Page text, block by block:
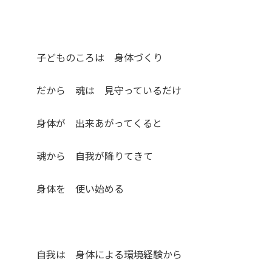
子どものころは 身体づくり
だから 魂は 見守っているだけ
身体が 出来あがってくると
魂から 自我が降りてきて
身体を 使い始める
自我は 身体による環境経験から